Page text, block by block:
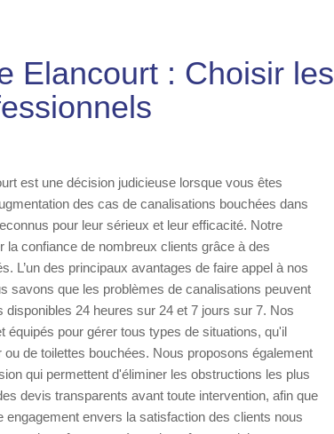
Elancourt : Choisir les
est une décision judicieuse lorsque vous êtes
des cas de canalisations bouchées dans
pour leur sérieux et leur efficacité. Notre
la confiance de nombreux clients grâce à des
L’un des principaux avantages de faire appel à nos
savons que les problèmes de canalisations peuvent
24 heures sur 24 et 7 jours sur 7. Nos
pour gérer tous types de situations, qu'il
de toilettes bouchées. Nous proposons également
qui permettent d'éliminer les obstructions les plus
devis transparents avant toute intervention, afin que
envers la satisfaction des clients nous